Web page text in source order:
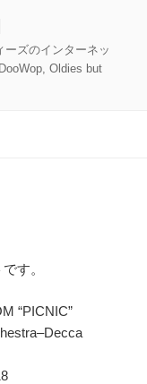
ーズのインターネッ
Oldies but
す。
“PICNIC”